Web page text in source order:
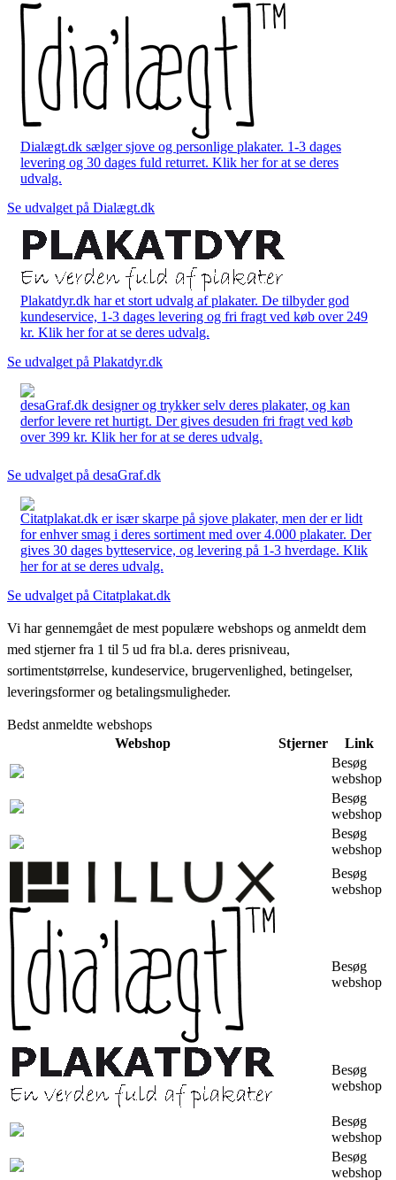
Dialægt.dk sælger sjove og personlige plakater. 1-3 dages
levering og 30 dages fuld returret. Klik her for at se deres
udvalg.
Se udvalget på Dialægt.dk
Plakatdyr.dk har et stort udvalg af plakater. De tilbyder god
kundeservice, 1-3 dages levering og fri fragt ved køb over 249
kr. Klik her for at se deres udvalg.
Se udvalget på Plakatdyr.dk
desaGraf.dk designer og trykker selv deres plakater, og kan
derfor levere ret hurtigt. Der gives desuden fri fragt ved køb
over 399 kr. Klik her for at se deres udvalg.
Se udvalget på desaGraf.dk
Citatplakat.dk er især skarpe på sjove plakater, men der er lidt
for enhver smag i deres sortiment med over 4.000 plakater. Der
gives 30 dages bytteservice, og levering på 1-3 hverdage. Klik
her for at se deres udvalg.
Se udvalget på Citatplakat.dk
Vi har gennemgået de mest populære webshops og anmeldt dem
med stjerner fra 1 til 5 ud fra bl.a. deres prisniveau,
sortimentstørrelse, kundeservice, brugervenlighed, betingelser,
leveringsformer og betalingsmuligheder.
Bedst anmeldte webshops
Webshop
Stjerner
Link
Besøg
webshop
Besøg
webshop
Besøg
webshop
Besøg
webshop
Besøg
webshop
Besøg
webshop
Besøg
webshop
Besøg
webshop